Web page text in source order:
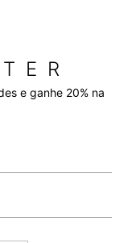
e ganhe 20% na